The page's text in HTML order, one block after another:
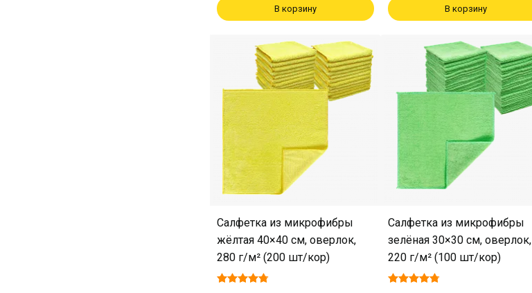
В корзину В корзину
Салфетка из микрофибры
жёлтая 40×40 см, оверлок,
280 г/м² (200 шт/кор)
Салфетка из микрофибры
зелёная 30×30 см, оверлок,
220 г/м² (100 шт/кор)